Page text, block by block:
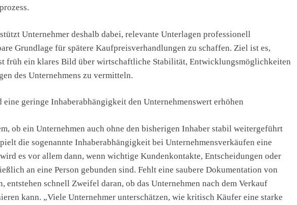
Unternehmer deshalb dabei, relevante Unterlagen professionell
Grundlage für spätere Kaufpreisverhandlungen zu schaffen. Ziel ist es,
früh ein klares Bild über wirtschaftliche Stabilität, Entwicklungsmöglichkeiten
des Unternehmens zu vermitteln.
geringe Inhaberabhängigkeit den Unternehmenswert erhöhen
ob ein Unternehmen auch ohne den bisherigen Inhaber stabil weitergeführt
die sogenannte Inhaberabhängigkeit bei Unternehmensverkäufen eine
es vor allem dann, wenn wichtige Kundenkontakte, Entscheidungen oder
an eine Person gebunden sind. Fehlt eine saubere Dokumentation von
entstehen schnell Zweifel daran, ob das Unternehmen nach dem Verkauf
kann. „Viele Unternehmer unterschätzen, wie kritisch Käufer eine starke